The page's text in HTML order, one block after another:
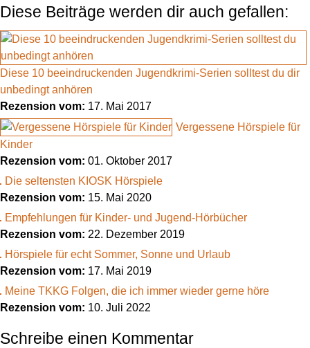
Diese Beiträge werden dir auch gefallen:
Diese 10 beeindruckenden Jugendkrimi-Serien solltest du dir
unbedingt anhören
Rezension vom: 17. Mai 2017
Vergessene Hörspiele für
Kinder
Rezension vom: 01. Oktober 2017
Die seltensten KIOSK Hörspiele
Rezension vom: 15. Mai 2020
Empfehlungen für Kinder- und Jugend-Hörbücher
Rezension vom: 22. Dezember 2019
Hörspiele für echt Sommer, Sonne und Urlaub
Rezension vom: 17. Mai 2019
Meine TKKG Folgen, die ich immer wieder gerne höre
Rezension vom: 10. Juli 2022
Schreibe einen Kommentar